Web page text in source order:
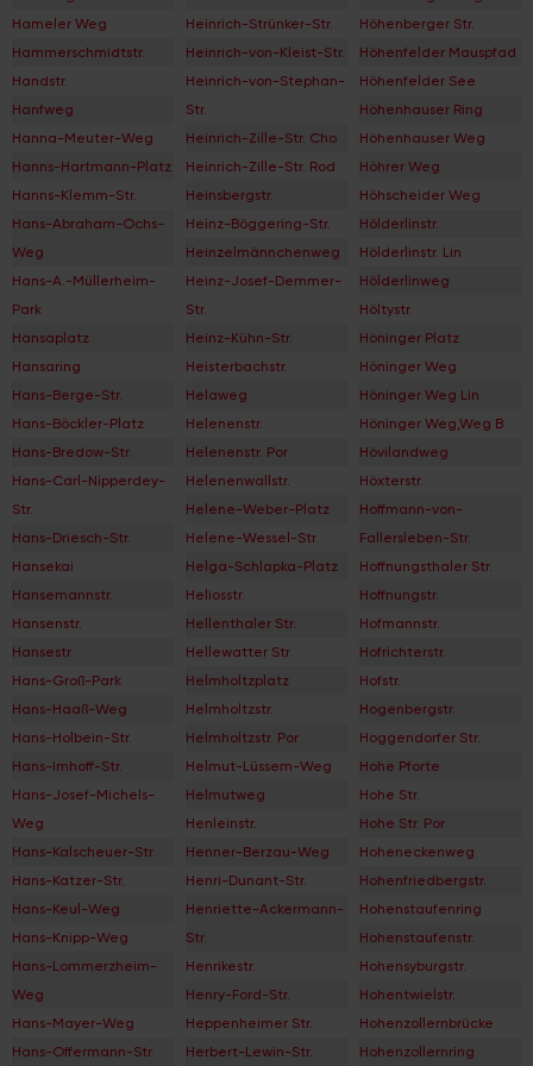
Hameler Weg
Hammerschmidtstr.
Handstr.
Hanfweg
Hanna-Meuter-Weg
Hanns-Hartmann-Platz
Hanns-Klemm-Str.
Hans-Abraham-Ochs-
Weg
Hans-A.-Müllerheim-
Park
Hansaplatz
Hansaring
Hans-Berge-Str.
Hans-Böckler-Platz
Hans-Bredow-Str.
Hans-Carl-Nipperdey-
Str.
Hans-Driesch-Str.
Hansekai
Hansemannstr.
Hansenstr.
Hansestr.
Hans-Groß-Park
Hans-Haaß-Weg
Hans-Holbein-Str.
Hans-Imhoff-Str.
Hans-Josef-Michels-
Weg
Hans-Kalscheuer-Str.
Hans-Katzer-Str.
Hans-Keul-Weg
Hans-Knipp-Weg
Hans-Lommerzheim-
Weg
Hans-Mayer-Weg
Hans-Offermann-Str.
Heinrich-Strünker-Str.
Heinrich-von-Kleist-Str.
Heinrich-von-Stephan-
Str.
Heinrich-Zille-Str. Cho
Heinrich-Zille-Str. Rod
Heinsbergstr.
Heinz-Böggering-Str.
Heinzelmännchenweg
Heinz-Josef-Demmer-
Str.
Heinz-Kühn-Str.
Heisterbachstr.
Helaweg
Helenenstr.
Helenenstr. Por
Helenenwallstr.
Helene-Weber-Platz
Helene-Wessel-Str.
Helga-Schlapka-Platz
Heliosstr.
Hellenthaler Str.
Hellewatter Str.
Helmholtzplatz
Helmholtzstr.
Helmholtzstr. Por
Helmut-Lüssem-Weg
Helmutweg
Henleinstr.
Henner-Berzau-Weg
Henri-Dunant-Str.
Henriette-Ackermann-
Str.
Henrikestr.
Henry-Ford-Str.
Heppenheimer Str.
Herbert-Lewin-Str.
Höhenberger Str.
Höhenfelder Mauspfad
Höhenfelder See
Höhenhauser Ring
Höhenhauser Weg
Höhrer Weg
Höhscheider Weg
Hölderlinstr.
Hölderlinstr. Lin
Hölderlinweg
Höltystr.
Höninger Platz
Höninger Weg
Höninger Weg Lin
Höninger Weg,Weg B
Hövilandweg
Höxterstr.
Hoffmann-von-
Fallersleben-Str.
Hoffnungsthaler Str.
Hoffnungstr.
Hofmannstr.
Hofrichterstr.
Hofstr.
Hogenbergstr.
Hoggendorfer Str.
Hohe Pforte
Hohe Str.
Hohe Str. Por
Hoheneckenweg
Hohenfriedbergstr.
Hohenstaufenring
Hohenstaufenstr.
Hohensyburgstr.
Hohentwielstr.
Hohenzollernbrücke
Hohenzollernring